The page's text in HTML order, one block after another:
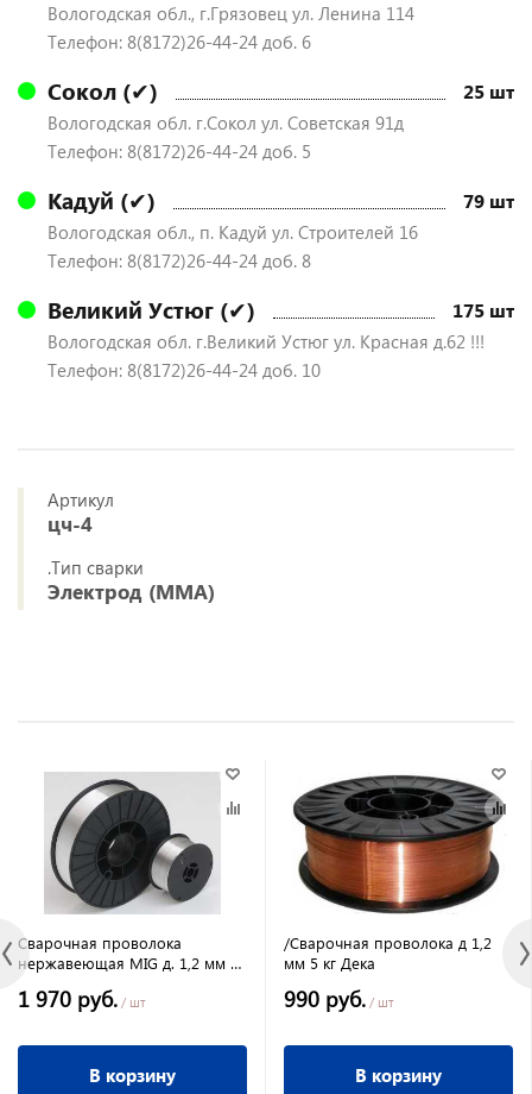
Вологодская обл., г.Грязовец ул. Ленина 114
Телефон: 8(8172)26-44-24 доб. 6
Сокол (✔) 25 шт
Вологодская обл. г.Сокол ул. Советская 91д
Телефон: 8(8172)26-44-24 доб. 5
Кадуй (✔) 79 шт
Вологодская обл., п. Кадуй ул. Строителей 16
Телефон: 8(8172)26-44-24 доб. 8
Великий Устюг (✔) 175 шт
Вологодская обл. г.Великий Устюг ул. Красная д.62 !!!
Телефон: 8(8172)26-44-24 доб. 10
Артикул
цч-4
.Тип сварки
Электрод (MMA)
Сварочная проволока
нержавеющая MIG д. 1,2 мм 5
1 970 руб. / шт
В корзину
/Сварочная проволока д 1,2
мм 5 кг Дека
990 руб. / шт
В корзину